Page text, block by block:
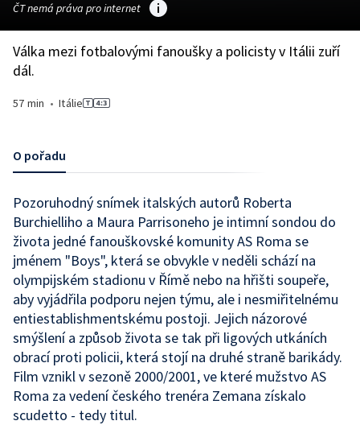
ČT nemá práva pro internet
Válka mezi fotbalovými fanoušky a policisty v Itálii zuří
dál.
57 min •Itálie
O pořadu
Pozoruhodný snímek italských autorů Roberta
Burchielliho a Maura Parrisoneho je intimní sondou do
života jedné fanouškovské komunity AS Roma se
jménem "Boys", která se obvykle v neděli schází na
olympijském stadionu v Římě nebo na hřišti soupeře,
aby vyjádřila podporu nejen týmu, ale i nesmiřitelnému
entiestablishmentskému postoji. Jejich názorové
smýšlení a způsob života se tak při ligových utkáních
obrací proti policii, která stojí na druhé straně barikády.
Film vznikl v sezoně 2000/2001, ve které mužstvo AS
Roma za vedení českého trenéra Zemana získalo
scudetto - tedy titul.